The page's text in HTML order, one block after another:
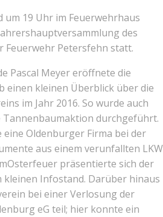
um 19 Uhr im Feuerwehrhaus
des
Feuerwehr Petersfehn statt.
Pascal Meyer eröffnete die
einen kleinen Überblick über die
im Jahr 2016. So wurde auch
Tannenbaumaktion durchgeführt.
eine Oldenburger Firma bei der
aus einem verunfallten LKW
präsentierte sich der
kleinen Infostand. Darüber hinaus
bei einer Verlosung der
eG teil; hier konnte ein